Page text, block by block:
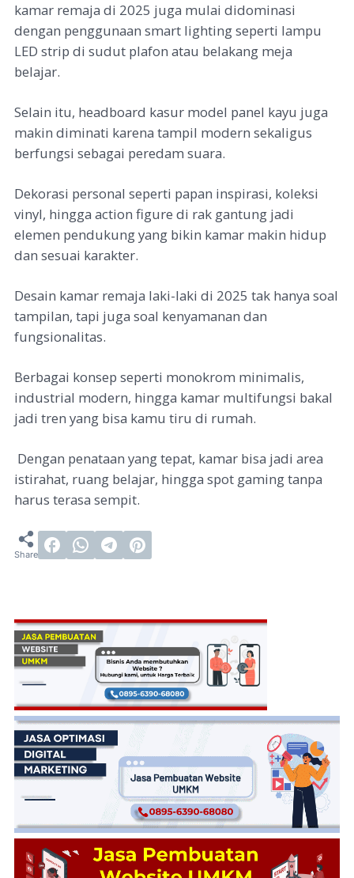
kamar remaja di 2025 juga mulai didominasi
dengan penggunaan smart lighting seperti lampu
LED strip di sudut plafon atau belakang meja
belajar.
Selain itu, headboard kasur model panel kayu juga
makin diminati karena tampil modern sekaligus
berfungsi sebagai peredam suara.
Dekorasi personal seperti papan inspirasi, koleksi
vinyl, hingga action figure di rak gantung jadi
elemen pendukung yang bikin kamar makin hidup
dan sesuai karakter.
Desain kamar remaja laki-laki di 2025 tak hanya soal
tampilan, tapi juga soal kenyamanan dan
fungsionalitas.
Berbagai konsep seperti monokrom minimalis,
industrial modern, hingga kamar multifungsi bakal
jadi tren yang bisa kamu tiru di rumah.
Dengan penataan yang tepat, kamar bisa jadi area
istirahat, ruang belajar, hingga spot gaming tanpa
harus terasa sempit.